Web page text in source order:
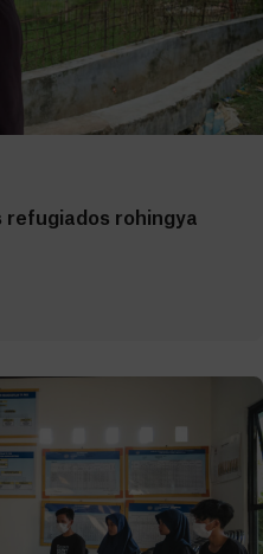
refugiados rohingya